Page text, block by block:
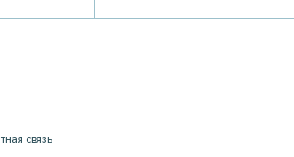
связь